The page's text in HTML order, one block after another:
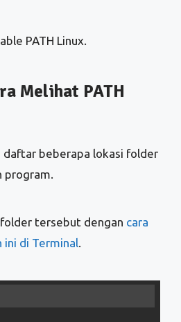
PATH Linux.
Melihat PATH
daftar beberapa lokasi folder
program.
tersebut dengan cara
di Terminal.